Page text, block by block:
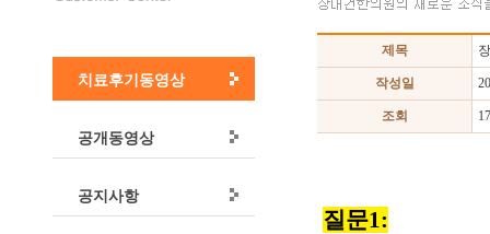
치료후기동영상
공개동영상
공지사항
제목
작성일
조회
질문1: